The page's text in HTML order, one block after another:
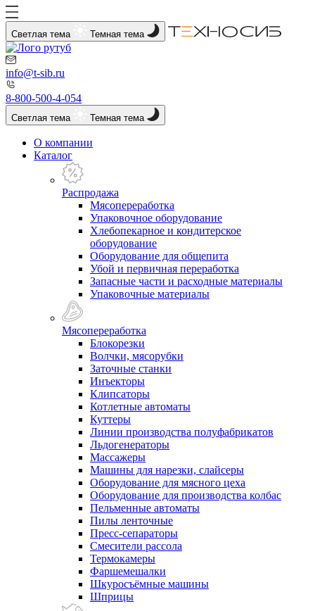
Светлая тема Темная тема
info@t-sib.ru
8-800-500-4-054
Светлая тема Темная тема
О компании
Каталог
Распродажа
Мясопереработка
Упаковочное оборудование
Хлебопекарное и кондитерское
оборудование
Оборудование для общепита
Убой и первичная переработка
Запасные части и расходные материалы
Упаковочные материалы
Мясопереработка
Блокорезки
Волчки, мясорубки
Заточные станки
Инъекторы
Клипсаторы
Котлетные автоматы
Куттеры
Линии производства полуфабрикатов
Льдогенераторы
Массажеры
Машины для нарезки, слайсеры
Оборудование для мясного цеха
Оборудование для производства колбас
Пельменные автоматы
Пилы ленточные
Пресс-сепараторы
Смесители рассола
Термокамеры
Фаршемешалки
Шкуросъёмные машины
Шприцы